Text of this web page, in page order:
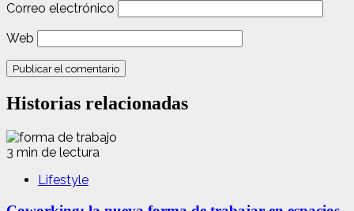
Correo electrónico
Web
Historias relacionadas
3 min de lectura
Lifestyle